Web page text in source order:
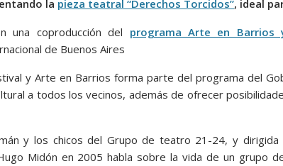
la pieza teatral “Derechos Torcidos”, ideal
una coproducción del programa Arte en Barrios
de Buenos Aires
y Arte en Barrios forma parte del programa del
a todos los vecinos, además de ofrecer
y los chicos del Grupo de teatro 21-24, y dirigida
Midón en 2005 habla sobre la vida de un grupo